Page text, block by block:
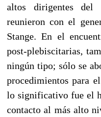
altos dirigentes
reunieron con el
Stange. En el
post-plebiscitarias,
ningún tipo; sólo se
procedimientos para
lo significativo fue el
contacto al más alto